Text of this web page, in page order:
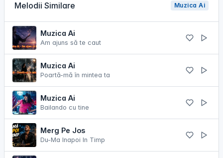
Melodii Similare Muzica Ai
Muzica Ai
Am ajuns să te caut
Muzica Ai
Poartă-mă în mintea ta
Muzica Ai
Bailando cu tine
Merg Pe Jos
Du-Ma Inapoi In Timp